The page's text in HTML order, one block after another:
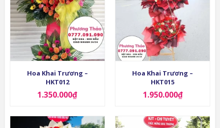
Hoa Khai Trương –
HKT012
1.350.000₫
Hoa Khai Trương –
HKT015
1.950.000₫